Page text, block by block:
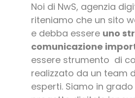
Noi di NwS, agenzia
riteniamo che un sito
e debba essere uno
comunicazione
essere strumento di
realizzato da un team
esperti. Siamo in